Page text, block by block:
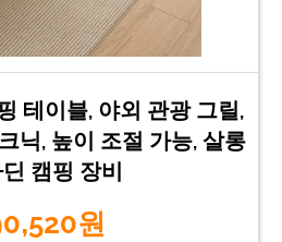
테이블, 야외 관광 그릴,
닉, 높이 조절 가능, 살롱
캠핑 장비
원